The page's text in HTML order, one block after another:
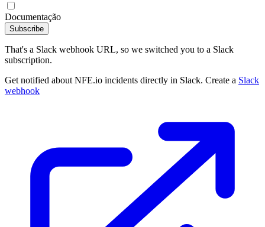
Documentação
Subscribe
That's a Slack webhook URL, so we switched you to a Slack
subscription.
Get notified about NFE.io incidents directly in Slack. Create a Slack
webhook